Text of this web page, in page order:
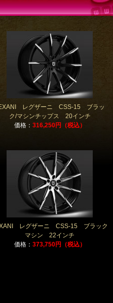
レグザーニ CSS-15 ブラッ
ク/マシンチップス 20インチ
価格： 316,250円（税込）
レグザーニ CSS-15 ブラック
マシン 22インチ
価格： 373,750円（税込）